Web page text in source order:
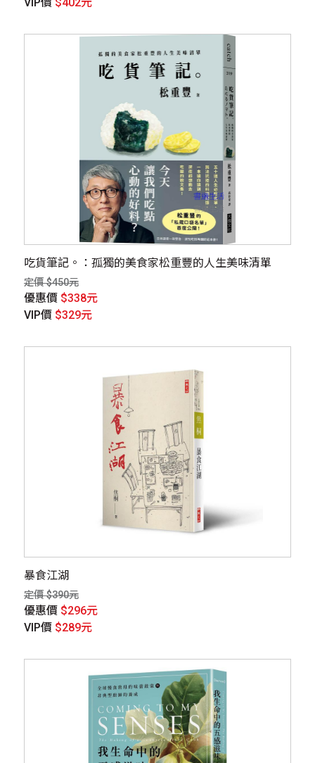
吃貨筆記。：孤獨的美食家松重豐的人生美味清單
定價 $450元
優惠價 $338元
VIP價 $329元
暴食江湖
定價 $390元
優惠價 $296元
VIP價 $289元